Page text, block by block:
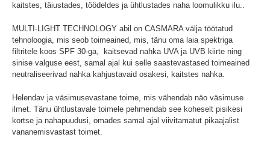
kaitstes, täiustades, töödeldes ja ühtlustades naha loomulikku ilu..
MULTI-LIGHT TECHNOLOGY abil on CASMARA välja töötatud
tehnoloogia, mis seob toimeained, mis, tänu oma laia spektriga
filtritele koos SPF 30-ga, kaitsevad nahka UVA ja UVB kiirte ning
sinise valguse eest, samal ajal kui selle saastevastased toimeained
neutraliseerivad nahka kahjustavaid osakesi, kaitstes nahka.
Helendav ja väsimusevastane toime, mis vähendab näo väsimuse
ilmet. Tänu ühtlustavale toimele pehmendab see koheselt pisikesi
kortse ja nahapuudusi, omades samal ajal viivitamatut pikaajalist
vananemisvastast toimet.